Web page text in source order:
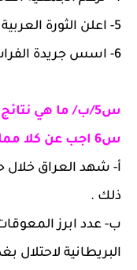
5- اعلن الثورة العربية في الحجاز عام 1916
6- اسس جريدة الفرات العراقية الاسبوعية
س5/ب/ ما هي نتائج ثورة العشرين ( خمس فقط )
س6 اجب عن كلا مما ياتي :-
أ‌- شهد العراق خلال
ذلك .
ب‌- عدد ابرز
البريطانية لاحتلال